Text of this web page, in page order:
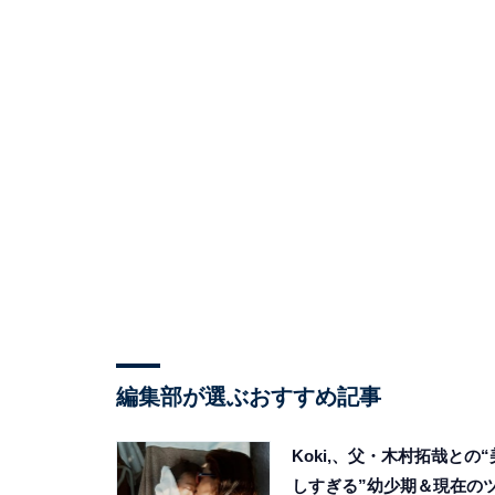
編集部が選ぶおすすめ記事
Koki,、父・木村拓哉との“
しすぎる”幼少期＆現在の